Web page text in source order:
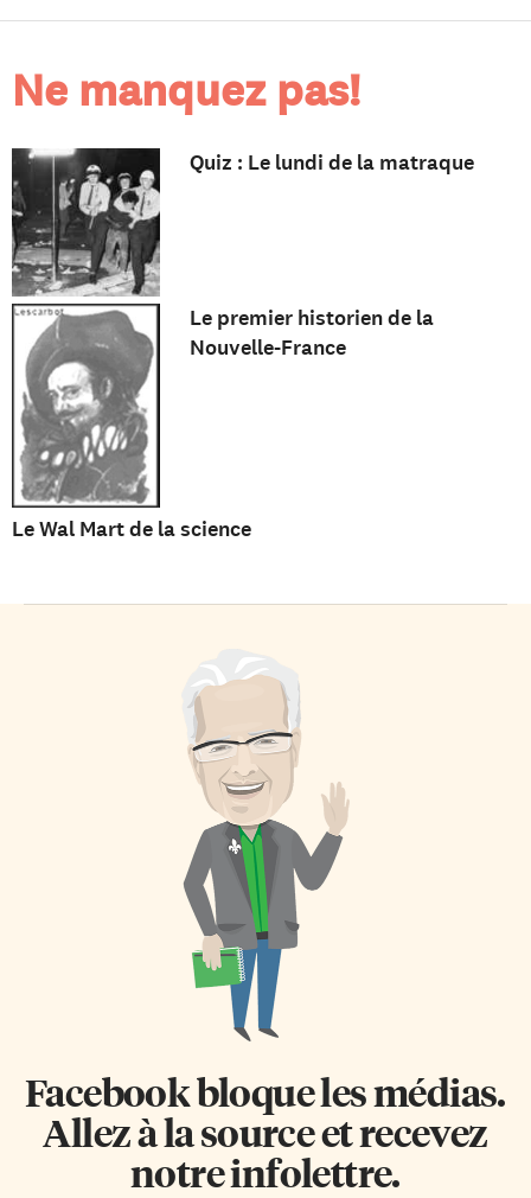
Ne manquez pas!
Quiz : Le lundi de la matraque
Le premier historien de la
Nouvelle-France
Le Wal Mart de la science
Facebook bloque les médias.
Allez à la source et recevez
notre infolettre.